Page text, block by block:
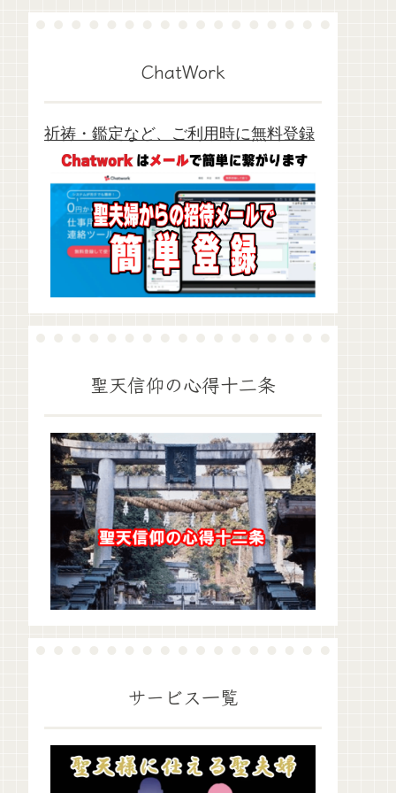
ChatWork
祈祷・鑑定など、ご利用時に無料登録
聖天信仰の心得十二条
サービス一覧